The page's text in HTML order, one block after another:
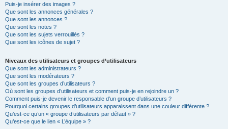
Puis-je insérer des images ?
Que sont les annonces générales ?
Que sont les annonces ?
Que sont les notes ?
Que sont les sujets verrouillés ?
Que sont les icônes de sujet ?
Niveaux des utilisateurs et groupes d’utilisateurs
Que sont les administrateurs ?
Que sont les modérateurs ?
Que sont les groupes d’utilisateurs ?
Où sont les groupes d’utilisateurs et comment puis-je en rejoindre un ?
Comment puis-je devenir le responsable d’un groupe d’utilisateurs ?
Pourquoi certains groupes d’utilisateurs apparaissent dans une couleur différente ?
Qu’est-ce qu’un « groupe d’utilisateurs par défaut » ?
Qu’est-ce que le lien « L’équipe » ?